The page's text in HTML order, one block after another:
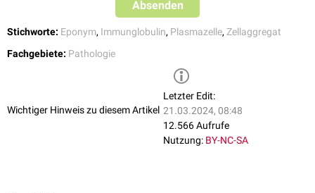
Absenden
Stichworte: Eponym, Immunglobulin, Plasmazelle, Zellaggregat
Fachgebiete: Pathologie
Wichtiger Hinweis zu diesem Artikel
Letzter Edit:
21.03.2024, 08:48
12.566 Aufrufe
Nutzung: BY-NC-SA